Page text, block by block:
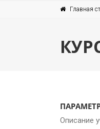
Главная
Описание